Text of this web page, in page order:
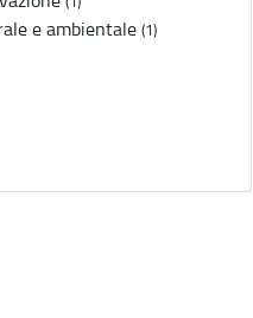
e ambientale (1)